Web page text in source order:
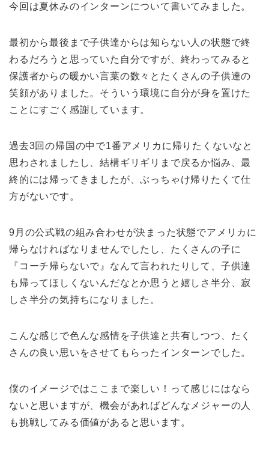
今回は夏休みのインターンについて書いてみました。
最初から最後まで子供達からは知らない人の状態で終
わるだろうと思っていた自分ですが、終わってみると
保護者からの暖かい言葉の数々とたくさんの子供達の
笑顔がありました。そういう環境に自分が身を置けた
ことにすごく感謝しています。
過去3回の帰国の中で1番アメリカに帰りたくないなと
思わされましたし、結構ギリギリまで戻るか悩み、最
終的には帰ってきましたが、ぶっちゃけ帰りたくて仕
方がないです。
9月の公式戦の組み合わせが決まった状態でアメリカに
帰らなければなりませんでしたし、たくさんの子に
『コーチ帰らないで』なんて言われたりして、子供達
も帰ってほしくないんだなとか思うと嬉しさ半分、寂
しさ半分の気持ちになりました。
こんな感じで色んな感情を子供達と共有しつつ、たく
さんの良い思いをさせてもらったインターンでした。
僕のイメージではここまで楽しい！って感じにはなら
ないと思いますが、機会があればどんなメジャーの人
も挑戦してみる価値があると思います。